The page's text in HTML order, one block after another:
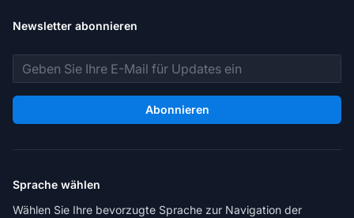
Newsletter abonnieren
E-Mail-Adresse
Abonnieren
Sprache wählen
Wählen Sie Ihre bevorzugte Sprache zur Navigation der